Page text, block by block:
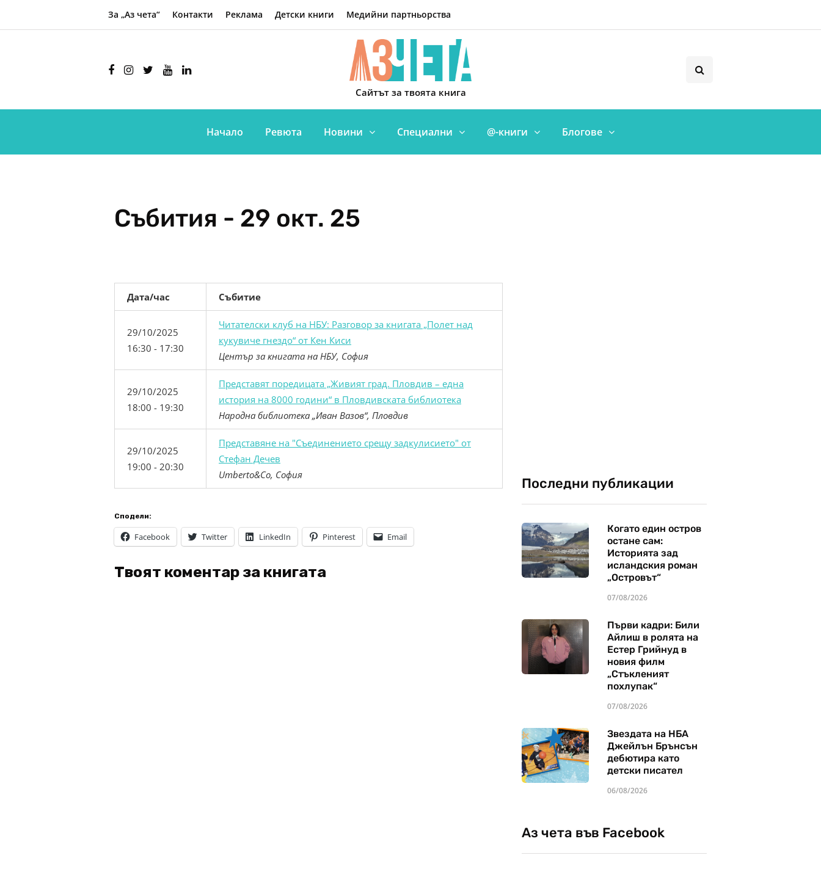
За „Аз чета“ Контакти Реклама Детски книги Медийни партньорства
Сайтът за твоята книга
Начало Ревюта Новини Специални @-книги Блогове
Събития - 29 окт. 25
Дата/час Събитие
29/10/2025
16:30 - 17:30
Читателски клуб на НБУ: Разговор за книгата „Полет над
кукувиче гнездо“ от Кен Киси
Център за книгата на НБУ, София
29/10/2025
18:00 - 19:30
Представят поредицата „Живият град. Пловдив – една
история на 8000 години“ в Пловдивската библиотека
Народна библиотека „Иван Вазов“, Пловдив
29/10/2025
19:00 - 20:30
Представяне на "Съединението срещу задкулисието" от
Стефан Дечев
Umberto&Co, София
Сподели:
Facebook Twitter LinkedIn Pinterest Email
Твоят коментар за книгата
Последни публикации
Когато един остров
остане сам:
Историята зад
исландския роман
„Островът“
07/08/2026
Първи кадри: Били
Айлиш в ролята на
Естер Грийнуд в
новия филм
„Стъкленият
похлупак“
07/08/2026
Звездата на НБА
Джейлън Брънсън
дебютира като
детски писател
06/08/2026
Аз чета във Facebook